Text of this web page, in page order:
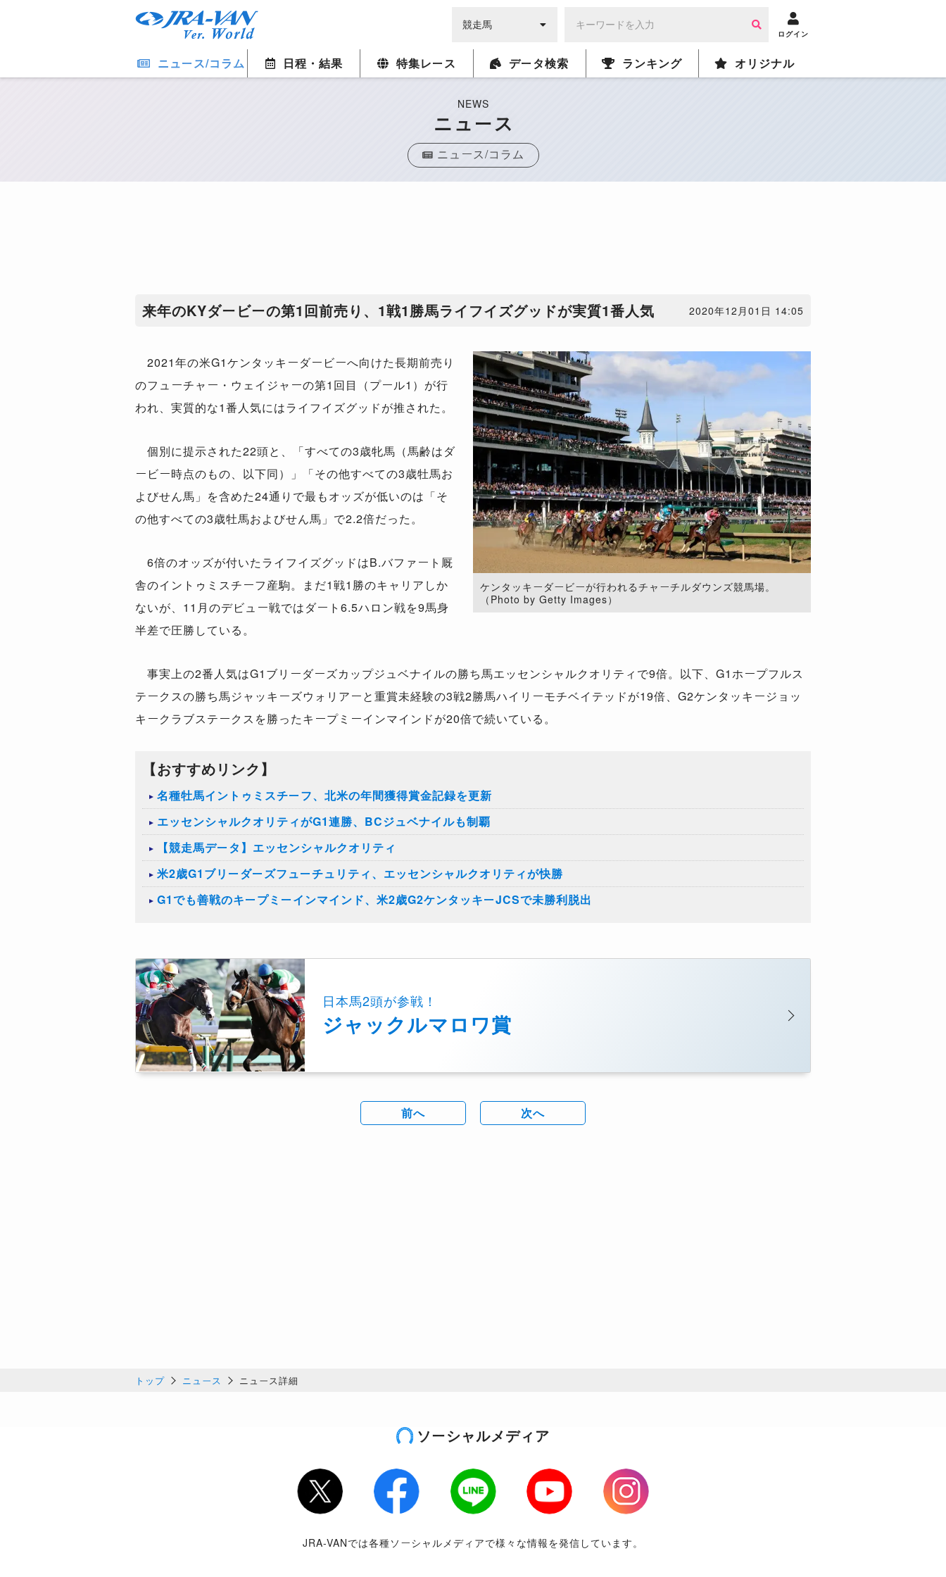
ログイン
ニュース/コラム 日程・結果 特集レース データ検索 ランキング オリジナル
NEWS
ニュース
ニュース/コラム
来年のKYダービーの第1回前売り、1戦1勝馬ライフイズグッドが実質1番人気 2020年12月01日 14:05
ケンタッキーダービーが行われるチャーチルダウンズ競馬場。
（Photo by Getty Images）
2021年の米G1ケンタッキーダービーへ向けた長期前売り
のフューチャー・ウェイジャーの第1 回目（プール1 ）が行
われ、実質的な1番人気にはライフイズグッドが推された。
個別に提示された22頭と、「すべての3歳牝馬（馬齢はダ
ービー時点のもの、以下同）」「その他すべての3歳牡馬お
よびせん馬」を含めた24通りで最もオッズが低いのは「そ
の他すべての3歳牡馬およびせん馬」で2.2倍だった。
6倍のオッズが付いたライフイズグッドはB.バファート厩
舎のイントゥミスチーフ産駒。まだ1戦1 勝のキャリアしか
ないが、 11 月のデビュー戦ではダート 6.5ハロン戦を9馬身
半差で圧勝している。
事実上の2番人気はG1 ブリーダーズカップジュベナイルの勝ち馬エッセンシャルクオリティで9倍。以下、 G1ホープフルス
テークスの勝ち馬ジャッキーズウォリアーと重賞未経験の3戦2勝馬ハイリーモチベイテッドが19倍、 G2ケンタッキージョッ
キークラブステークスを勝ったキープミーインマインドが20倍で続いている。
【おすすめリンク】
名種牡馬イントゥミスチーフ、北米の年間獲得賞金記録を更新
エッセンシャルクオリティがG1連勝、BCジュベナイルも制覇
【競走馬データ】エッセンシャルクオリティ
米2歳G1ブリーダーズフューチュリティ、エッセンシャルクオリティが快勝
G1でも善戦のキープミーインマインド、米2歳G2ケンタッキーJCSで未勝利脱出
日本馬2頭が参戦！
ジャックルマロワ賞
前へ 次へ
トップ ニュース ニュース詳細
ソーシャルメディア
Twitter Facebook LINE Youtube
Instagram
JRA-VANでは各種ソーシャルメディアで様々な情報を発信しています。